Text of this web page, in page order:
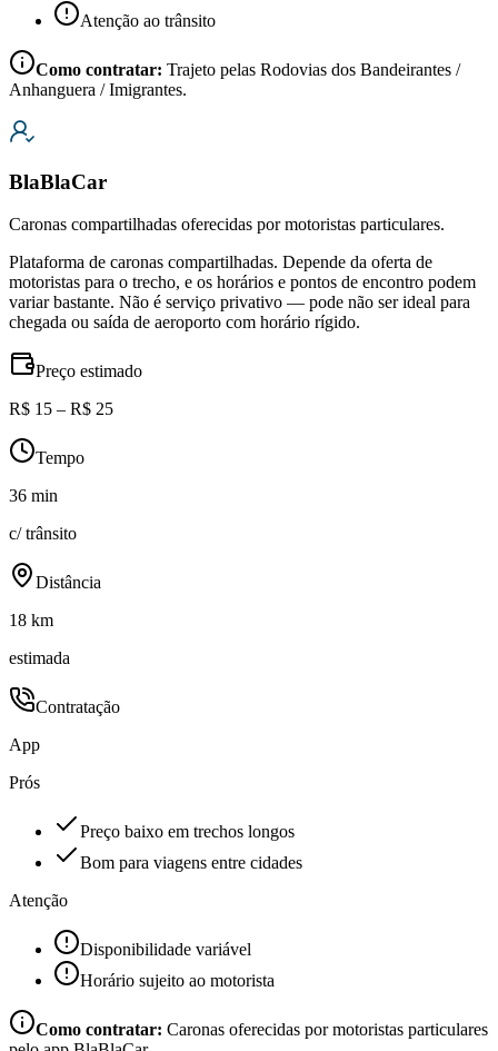
Atenção ao trânsito
Como contratar: Trajeto pelas Rodovias dos Bandeirantes /
Anhanguera / Imigrantes.
BlaBlaCar
Caronas compartilhadas oferecidas por motoristas particulares.
Plataforma de caronas compartilhadas. Depende da oferta de
motoristas para o trecho, e os horários e pontos de encontro podem
variar bastante. Não é serviço privativo — pode não ser ideal para
chegada ou saída de aeroporto com horário rígido.
Preço estimado
R$ 15 – R$ 25
Tempo
36 min
c/ trânsito
Distância
18 km
estimada
Contratação
App
Prós
Preço baixo em trechos longos
Bom para viagens entre cidades
Atenção
Disponibilidade variável
Horário sujeito ao motorista
Como contratar: Caronas oferecidas por motoristas particulares